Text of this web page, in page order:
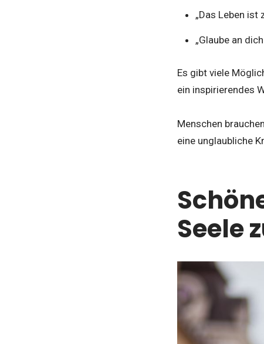
„Das Leben ist
„Glaube an
Es gibt viele
ein inspirierendes
Menschen
eine unglaubliche
Seele